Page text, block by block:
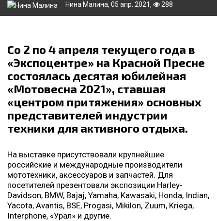
Нина Малина, 05 апр. 2021, 288
Со 2 по 4 апреля текущего года в
«Экспоцентре» на Красной Пресне
состоялась десятая юбилейная
«Мотовесна 2021», ставшая
«центром притяжения» основных
представителей индустрии
техники для активного отдыха.
На выставке присутствовали крупнейшие
российские и международные производители
мототехники, аксессуаров и запчастей. Для
посетителей презентовали экспозиции Harley-
Davidson, BMW, Bajaj, Yamaha, Kawasaki, Honda, Indian,
Yacota, Avantis, BSE, Progasi, Mikilon, Zuum, Kriega,
Interphone, «Урал» и другие.